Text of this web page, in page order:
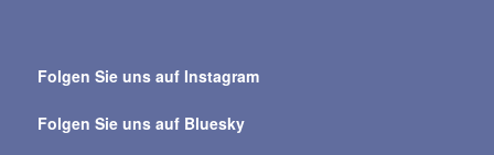
alle
Folgen Sie uns auf Instagram
Folgen Sie uns auf Bluesky